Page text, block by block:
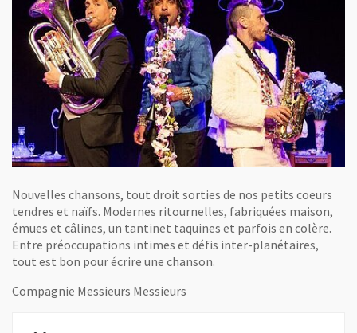
Nouvelles chansons, tout droit sorties de nos petits coeurs
tendres et naïfs. Modernes ritournelles, fabriquées maison,
émues et câlines, un tantinet taquines et parfois en colère.
Entre préoccupations intimes et défis inter-planétaires,
tout est bon pour écrire une chanson.
Compagnie Messieurs Messieurs